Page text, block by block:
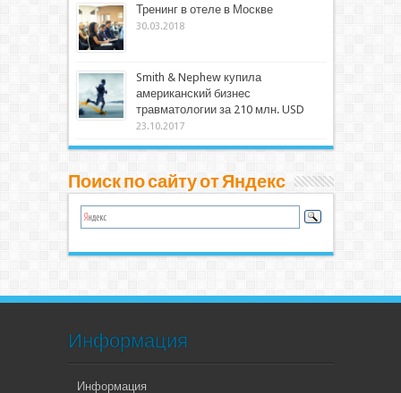
Тренинг в отеле в Москве
30.03.2018
Smith & Nephew купила
американский бизнес
травматологии за 210 млн. USD
23.10.2017
Поиск по сайту от Яндекс
Информация
Информация